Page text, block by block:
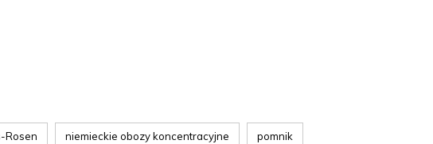
Rosen niemieckie obozy koncentracyjne pomnik